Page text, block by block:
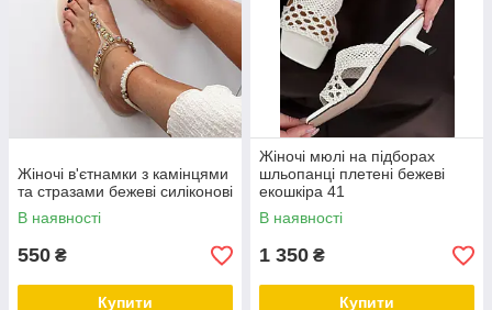
Жіночі в'єтнамки з камінцями
та стразами бежеві силіконові
В наявності
550 ₴
Купити
Жіночі мюлі на підборах
шльопанці плетені бежеві
екошкіра 41
В наявності
1 350 ₴
Купити